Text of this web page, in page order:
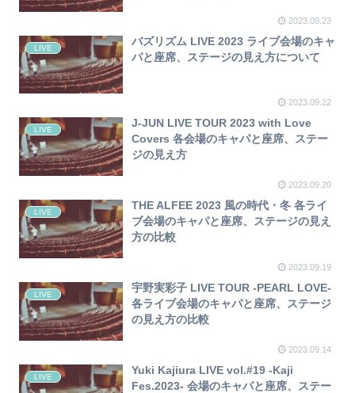
2023.09.23
LIVE
バズリズム LIVE 2023 ライブ会場のキャ
パと座席、ステージの見え方について
2023.09.22
LIVE
J-JUN LIVE TOUR 2023 with Love
Covers 各会場のキャパと座席、ステー
ジの見え方
2023.09.20
LIVE
THE ALFEE 2023 風の時代・冬 各ライ
ブ会場のキャパと座席、ステージの見え
方の比較
2023.09.19
LIVE
宇野実彩子 LIVE TOUR -PEARL LOVE-
各ライブ会場のキャパと座席、ステージ
の見え方の比較
2023.09.14
LIVE
Yuki Kajiura LIVE vol.#19 -Kaji
Fes.2023- 会場のキャパと座席、ステー